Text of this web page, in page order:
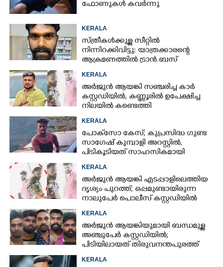
ഫോണുകൾ കവർന്നു
KERALA
സ്ത്രീകൾക്കുള്ള സീറ്റിൽ
നിന്നിറക്കിവിട്ടു: യാത്രക്കാരന്റെ
ആക്രമണത്തിൽ ട്രാൻ.ബസ്
KERALA
അർജുൻ ആയങ്കി സഞ്ചരിച്ച കാർ
കസ്റ്റഡിയിൽ,​ കണ്ണൂരിൽ ഉപേക്ഷിച്ച
നിലയിൽ കണ്ടെത്തി
KERALA
പോക്‌സോ കേസ്; കുപ്രസിദ്ധ ഗുണ്ട
സാഗേഷ് കുമ്പാളി അറസ്റ്റിൽ,
പിടികൂടിയത് സാഹസികമായി
KERALA
അർജുൻ ആയങ്കി എടപ്പാളിലെത്തിയ
ദൃശ്യം പുറത്ത്; ഒപ്പമുണ്ടായിരുന്ന
നാലുപേർ പൊലീസ് കസ്റ്റഡിയിൽ
KERALA
അർജുൻ ആയങ്കിയുമായി ബന്ധമുള്ള
അഞ്ചുപേർ കസ്റ്റഡിയിൽ;
പിടിയിലായത് തിരുവനന്തപുരത്ത്
KERALA